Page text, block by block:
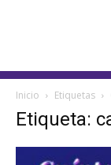
Inicio Etiquetas
Etiqueta: